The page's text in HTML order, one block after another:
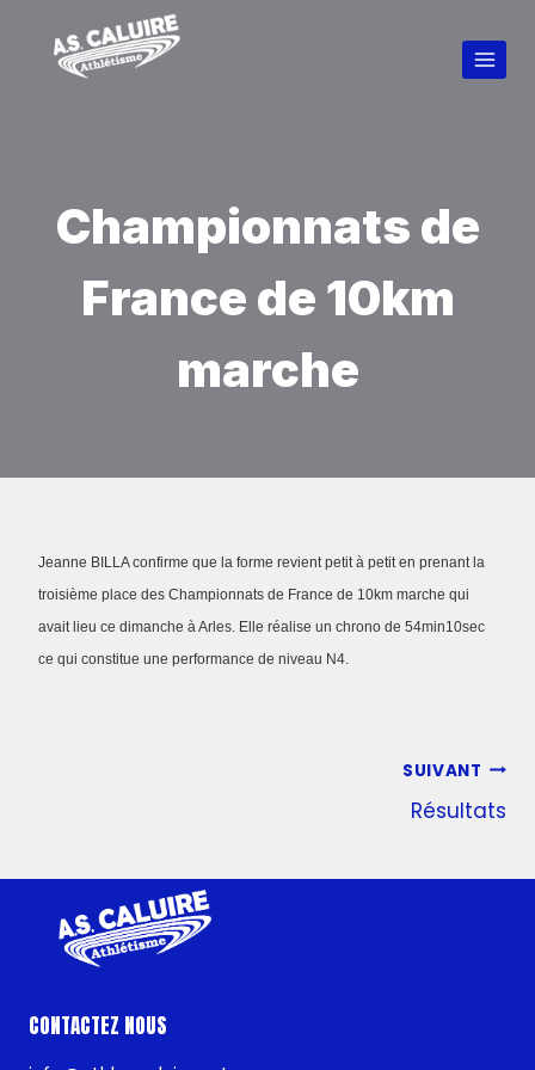
Championnats de
France de 10km
marche
Jeanne BILLA confirme que la forme revient petit à petit en prenant la
troisième place des Championnats de France de 10km marche qui
avait lieu ce dimanche à Arles. Elle réalise un chrono de 54min10sec
ce qui constitue une performance de niveau N4.
SUIVANT
Résultats
CONTACTEZ NOUS